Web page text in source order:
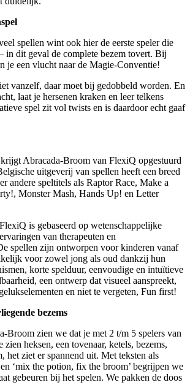
spellen wint ook hier de eerste speler die
in dit geval de complete bezem tovert. Bij
je een vlucht naar de Magie-Conventie!
vanzelf, daar moet bij gedobbeld worden. En
laat je hersenen kraken en leer telkens
spel zit vol twists en is daardoor echt gaaf
Abracada-Broom van FlexiQ opgestuurd
uitgeverij van spellen heeft een breed
andere speltitels als Raptor Race, Make a
Monster Mash, Hands Up! en Letter
is gebaseerd op wetenschappelijke
van therapeuten en
spellen zijn ontworpen voor kinderen vanaf
voor zowel jong als oud dankzij hun
korte spelduur, eenvoudige en intuïtieve
een ontwerp dat visueel aanspreekt,
en niet te vergeten, Fun first!
bezems
Broom zien we dat je met 2 t/m 5 spelers van
zien heksen, een tovenaar, ketels, bezems,
het ziet er spannend uit. Met teksten als
‘mix the potion, fix the broom’ begrijpen we
gebeuren bij het spelen. We pakken de doos